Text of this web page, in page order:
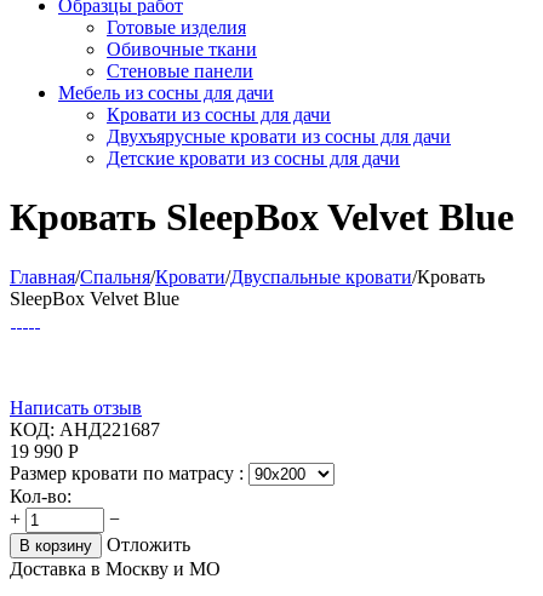
Образцы работ
Готовые изделия
Обивочные ткани
Стеновые панели
Мебель из сосны для дачи
Кровати из сосны для дачи
Двухъярусные кровати из сосны для дачи
Детские кровати из сосны для дачи
Кровать SleepBox Velvet Blue
Главная/Спальня/Кровати/Двуспальные кровати/Кровать
SleepBox Velvet Blue
Написать отзыв
КОД: АНД221687
19 990 Р
Размер кровати по матрасу :
Кол-во:
+
−
В корзину
Отложить
Доставка в Москву и МО